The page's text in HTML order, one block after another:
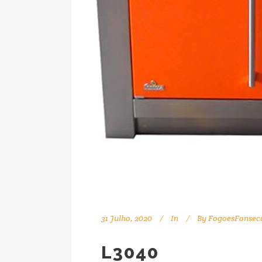
31 Julho, 2020 In By
L3040